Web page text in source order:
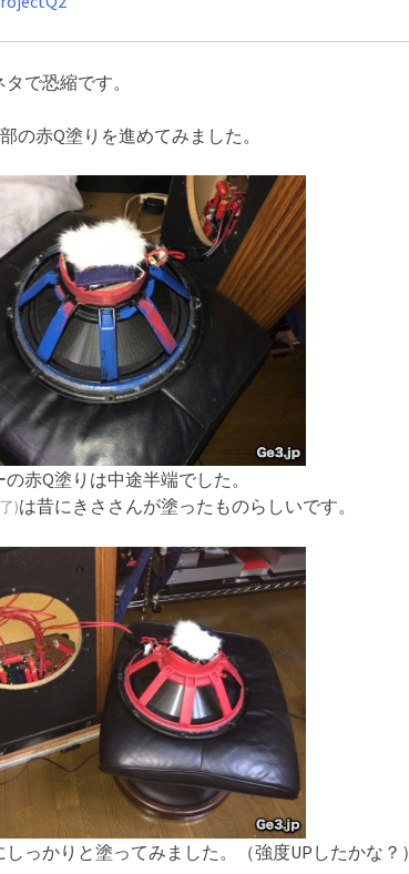
で恐縮です。
の赤Q塗りを進めてみました。
赤Q塗りは中途半端でした。
)は昔にきささんが塗ったものらしいです。
っかりと塗ってみました。（強度UPしたかな？）